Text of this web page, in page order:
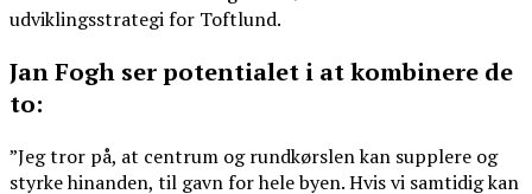
udviklingsstrategi for Toftlund.
Jan Fogh ser potentialet i at kombinere de
to:
”Jeg tror på, at centrum og rundkørslen kan supplere og
styrke hinanden, til gavn for hele byen. Hvis vi samtidig kan